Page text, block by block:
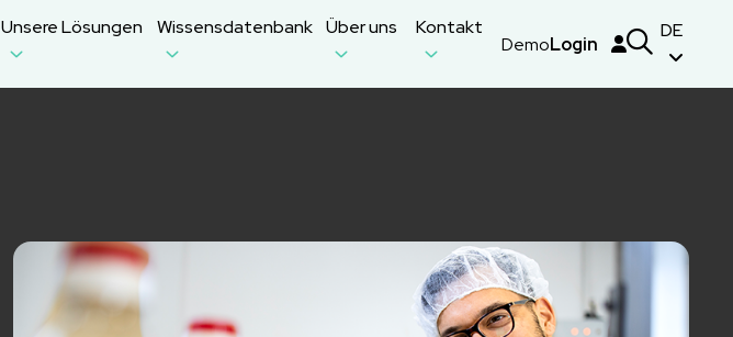
Unsere Lösungen Wissensdatenbank Über uns Kontakt
DemoLogin
DE